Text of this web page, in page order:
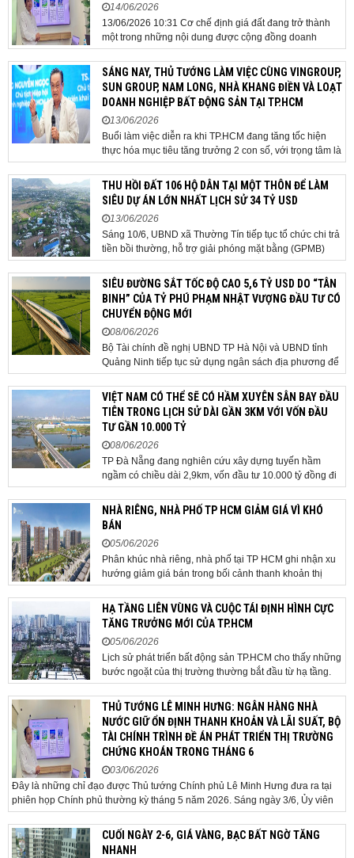
14/06/2026
13/06/2026 10:31 Cơ chế định giá đất đang trở thành
một trong những nội dung được cộng đồng doanh
nghiệp, các chuyên gia và cơ quan quản lý đặc biệt
quan tâm khi tác động trực tiếp đến quá trình triển khai
dự án, thu hút đầu tư và sự phát triển ổn định của...
SÁNG NAY, THỦ TƯỚNG LÀM VIỆC CÙNG VINGROUP,
SUN GROUP, NAM LONG, NHÀ KHANG ĐIỀN VÀ LOẠT
DOANH NGHIỆP BẤT ĐỘNG SẢN TẠI TP.HCM
13/06/2026
Buổi làm việc diễn ra khi TP.HCM đang tăng tốc hiện
thực hóa mục tiêu tăng trưởng 2 con số, với trọng tâm là
giải ngân đầu tư công, hoàn thiện mô hình chính quyền
địa phương 2 cấp, phát triển nhà ở xã hội và xử lý các
vướng mắc về cơ chế, chính...
THU HỒI ĐẤT 106 HỘ DÂN TẠI MỘT THÔN ĐỂ LÀM
SIÊU DỰ ÁN LỚN NHẤT LỊCH SỬ 34 TỶ USD
13/06/2026
Sáng 10/6, UBND xã Thường Tín tiếp tục tổ chức chi trả
tiền bồi thường, hỗ trợ giải phóng mặt bằng (GPMB)
cho 106 hộ gia đình, cá nhân thuộc diện thu hồi đất để
thực hiện dự án Khu đô thị thể thao Quốc tế Hà Nội trên
địa bàn thôn Nhuệ Giang. Trong...
SIÊU ĐƯỜNG SẮT TỐC ĐỘ CAO 5,6 TỶ USD DO “TÂN
BINH” CỦA TỶ PHÚ PHẠM NHẬT VƯỢNG ĐẦU TƯ CÓ
CHUYỂN ĐỘNG MỚI
08/06/2026
Bộ Tài chính đề nghị UBND TP Hà Nội và UBND tỉnh
Quảng Ninh tiếp tục sử dụng ngân sách địa phương để
thực hiện công tác giải phóng mặt bằng đối với phần
tuyến đi qua địa bàn hai địa phương, bảo đảm tiến độ
triển khai. Bộ Tài chính vừa có công văn...
VIỆT NAM CÓ THỂ SẼ CÓ HẦM XUYÊN SÂN BAY ĐẦU
TIÊN TRONG LỊCH SỬ DÀI GẦN 3KM VỚI VỐN ĐẦU
TƯ GẦN 10.000 TỶ
08/06/2026
TP Đà Nẵng đang nghiên cứu xây dựng tuyến hầm
ngầm có chiều dài 2,9km, vốn đầu tư 10.000 tỷ đồng đi
qua sân bay quốc tế. TP Đà Nẵng đang nghiên cứu một
phương án hạ tầng mang tính đột phá khi đề xuất xây
dựng tuyến hầm ngầm xuyên qua khu vực sân...
NHÀ RIÊNG, NHÀ PHỐ TP HCM GIẢM GIÁ VÌ KHÓ
BÁN
05/06/2026
Phân khúc nhà riêng, nhà phố tại TP HCM ghi nhận xu
hướng giảm giá bán trong bối cảnh thanh khoản thị
trường suy yếu, người mua thận trọng. Sau hơn 5 tháng
rao bán căn nhà trong hẻm khu vực Bảy Hiền, anh
Minh, một chủ nhà tại TP HCM, chấp nhận hạ giá...
HẠ TẦNG LIÊN VÙNG VÀ CUỘC TÁI ĐỊNH HÌNH CỰC
TĂNG TRƯỞNG MỚI CỦA TP.HCM
05/06/2026
Lịch sử phát triển bất động sản TP.HCM cho thấy những
bước ngoặt của thị trường thường bắt đầu từ hạ tầng.
Khi các tuyến kết nối liên vùng đồng loạt tăng tốc, cấu
trúc phát triển đô thị đang dần thay đổi, mở ra những
hành lang tăng trưởng mới và kéo theo quá...
THỦ TƯỚNG LÊ MINH HƯNG: NGÂN HÀNG NHÀ
NƯỚC GIỮ ỔN ĐỊNH THANH KHOẢN VÀ LÃI SUẤT, BỘ
TÀI CHÍNH TRÌNH ĐỀ ÁN PHÁT TRIỂN THỊ TRƯỜNG
CHỨNG KHOÁN TRONG THÁNG 6
03/06/2026
Đây là những chỉ đạo được Thủ tướng Chính phủ Lê Minh Hưng đưa ra tại
phiên họp Chính phủ thường kỳ tháng 5 năm 2026. Sáng ngày 3/6, Ủy viên
Bộ Chính trị, Bí thư Đảng ủy Chính phủ, Thủ tướng Chính phủ Lê Minh Hưng
đã chủ trì phiên họp Chính phủ thường...CUỐI NGÀY 2-6, GIÁ VÀNG, BẠC BẤT NGỜ TĂNG
NHANH